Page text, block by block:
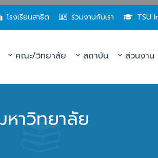
โรงเรียนสาธิต ร่วมงานกับเรา TSU
คณะ/วิทยาลัย สถาบัน ส่วนงาน
หาวิทยาลัย